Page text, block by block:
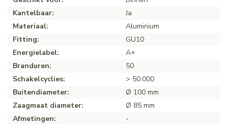
Kantelbaar:
Ja
Materiaal:
Aluminium
Fitting:
GU10
Energielabel:
A+
Branduren:
50
Schakelcyclies:
> 50.000
Buitendiameter:
Ø 100 mm
Zaagmaat diameter:
Ø 85 mm
Afmetingen:
-